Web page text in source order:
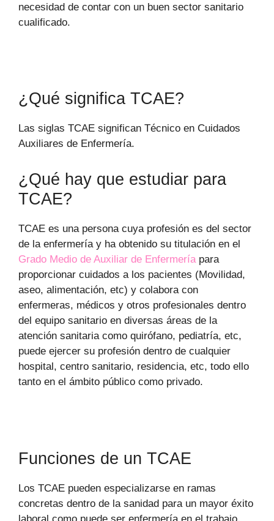
necesidad de contar con un buen sector sanitario
cualificado.
¿Qué significa TCAE?
Las siglas TCAE significan Técnico en Cuidados
Auxiliares de Enfermería.
¿Qué hay que estudiar para
TCAE?
TCAE es una persona cuya profesión es del sector
de la enfermería y ha obtenido su titulación en el
Grado Medio de Auxiliar de Enfermeríapara
proporcionar cuidados a los pacientes (Movilidad,
aseo, alimentación, etc) y colabora con
enfermeras, médicos y otros profesionales dentro
del equipo sanitario en diversas áreas de la
atención sanitaria como quirófano, pediatría, etc,
puede ejercer su profesión dentro de cualquier
hospital, centro sanitario, residencia, etc, todo ello
tanto en el ámbito público como privado.
Funciones de un TCAE
Los TCAE pueden especializarse en ramas
concretas dentro de la sanidad para un mayor éxito
laboral como puede ser enfermería en el trabajo,